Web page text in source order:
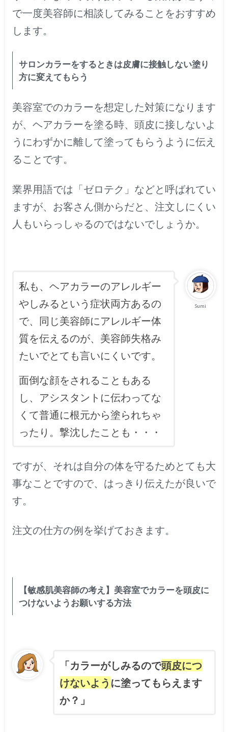
で一度美容師に相談してみることをおすすめ
します。
サロンカラーをするときは皮膚に接触しない塗り
方に変えてもらう
美容室でのカラーを想定した対策になります
が、ヘアカラーを塗る時、頭皮に接しないよ
うにわずかに離して塗ってもらうように伝え
ることです。
業界用語では「ゼロテク」などと呼ばれてい
ますが、お客さん側からだと、注文しにくい
人もいらっしゃるのではないでしょうか。
Sumi
私も、ヘアカラーのアレルギー
やしみるという症状両方あるの
で、同じ美容師にアレルギー体
質を伝えるのが、美容師失格み
たいでとても言いにくいです。
面倒な顔をされることもある
し、アシスタントに伝わってな
くて普通に根元から塗られちゃ
ったり。撃沈したことも・・・
ですが、それは自分の体を守るためとても大
事なことですので、はっきり伝えたが良いで
す。
注文の仕方の例を挙げておきます。
【敏感肌美容師の考え】美容室でカラーを頭皮に
つけないようお願いする方法
「カラーがしみるので頭皮につ
けないよう に塗ってもらえます
か？」